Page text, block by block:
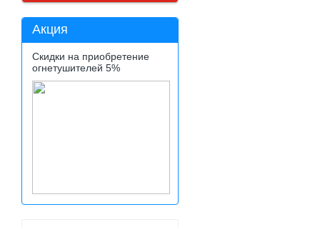
Акция
Скидки на приобретение
огнетушителей 5%